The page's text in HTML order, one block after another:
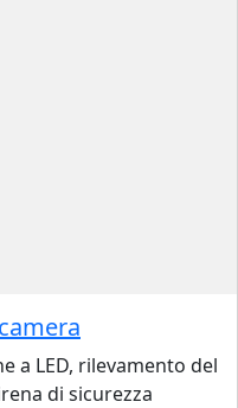
a LED, rilevamento del
di sicurezza